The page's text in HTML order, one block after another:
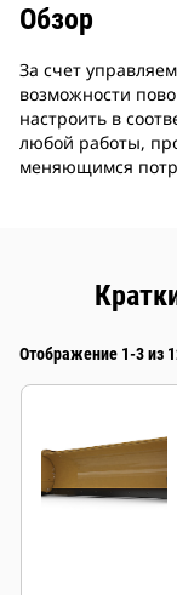
Обзор
За счет
возможности
настроить в
любой работы,
меняющимся
Отображение 1-3 из